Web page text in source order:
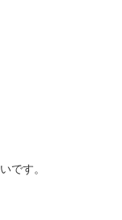
です。